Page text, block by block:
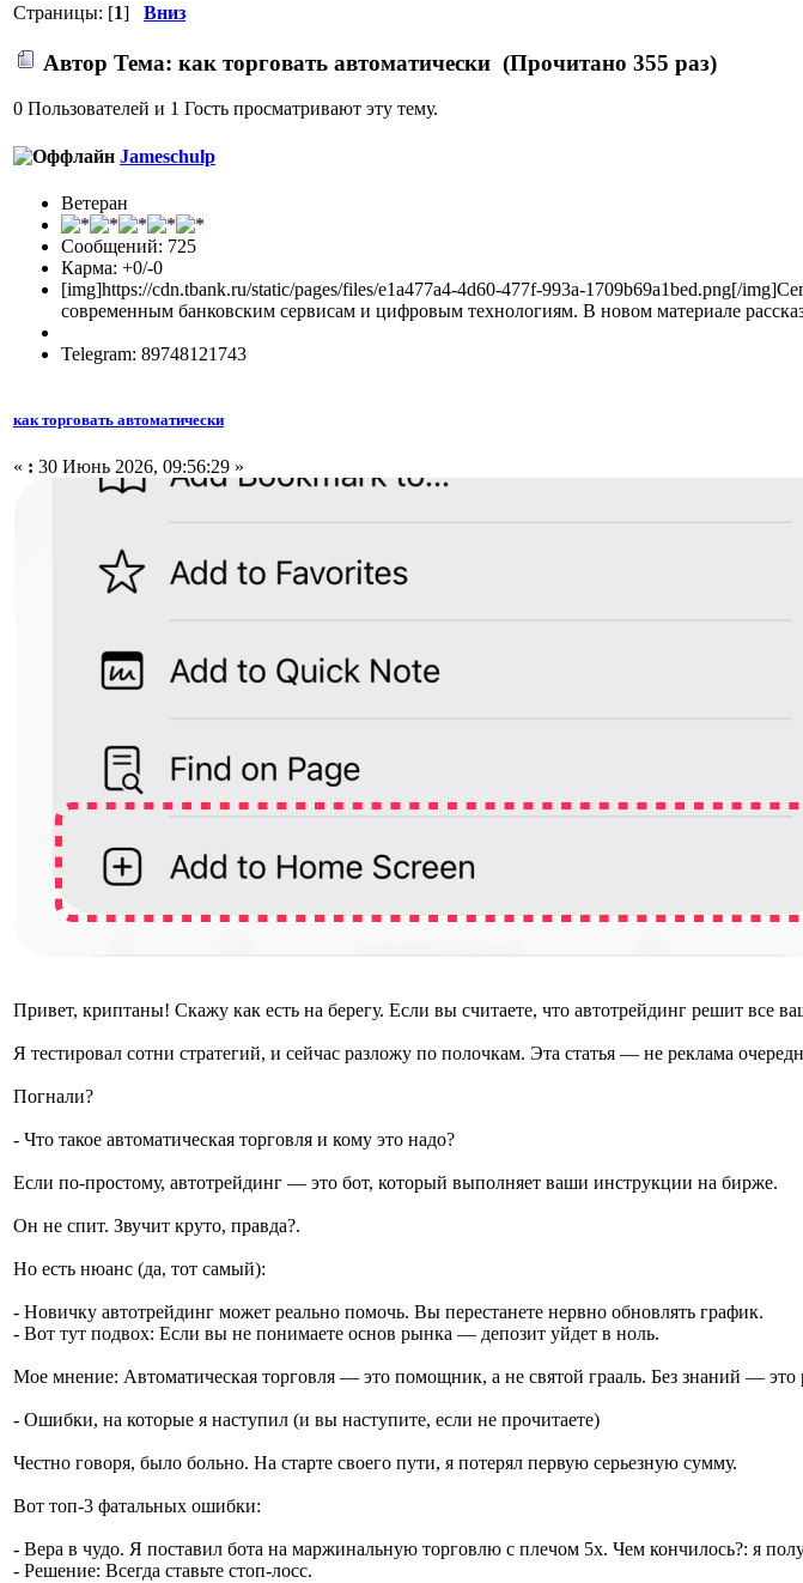
Страницы: [1] Вниз
Автор Тема: как торговать автоматически (Прочитано 355 раз)
0 Пользователей и 1 Гость просматривают эту тему.
Jameschulp
Ветеран
Сообщений: 725
Карма: +0/-0
[img]https://cdn.tbank.ru/static/pages/files/e1a477a4-4d60-477f-993a-1709b69a1bed.png[/
современным банковским сервисам и цифровым технологиям. В новом материале
Telegram: 89748121743
как торговать автоматически
« : 30 Июнь 2026, 09:56:29 »
Привет, криптаны! Скажу как есть на берегу. Если вы считаете, что автотрейдинг решит все
Я тестировал сотни стратегий, и сейчас разложу по полочкам. Эта статья — не реклама
Погнали?
- Что такое автоматическая торговля и кому это надо?
Если по-простому, автотрейдинг — это бот, который выполняет ваши инструкции на бирже.
Он не спит. Звучит круто, правда?.
Но есть нюанс (да, тот самый):
- Новичку автотрейдинг может реально помочь. Вы перестанете нервно обновлять график.
- Вот тут подвох: Если вы не понимаете основ рынка — депозит уйдет в ноль.
Мое мнение: Автоматическая торговля — это помощник, а не святой грааль. Без знаний — это
- Ошибки, на которые я наступил (и вы наступите, если не прочитаете)
Честно говоря, было больно. На старте своего пути, я потерял первую серьезную сумму.
Вот топ-3 фатальных ошибки:
- Вера в чудо. Я поставил бота на маржинальную торговлю с плечом 5х. Чем кончилось?: я
- Решение: Всегда ставьте стоп-лосс.